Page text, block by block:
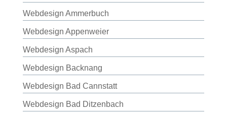
Webdesign Ammerbuch
Webdesign Appenweier
Webdesign Aspach
Webdesign Backnang
Webdesign Bad Cannstatt
Webdesign Bad Ditzenbach